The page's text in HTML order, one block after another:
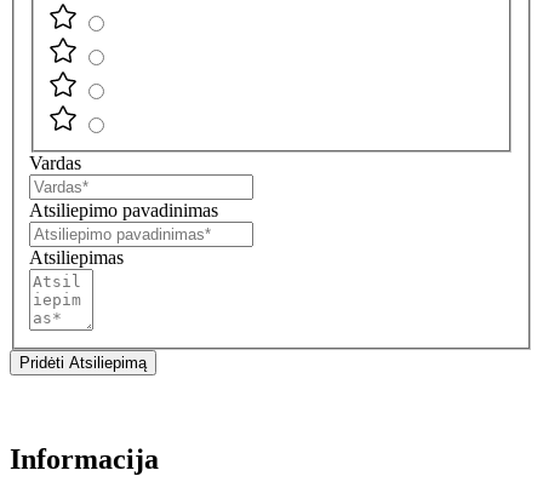
Vardas
Atsiliepimo pavadinimas
Atsiliepimas
Pridėti Atsiliepimą
Informacija